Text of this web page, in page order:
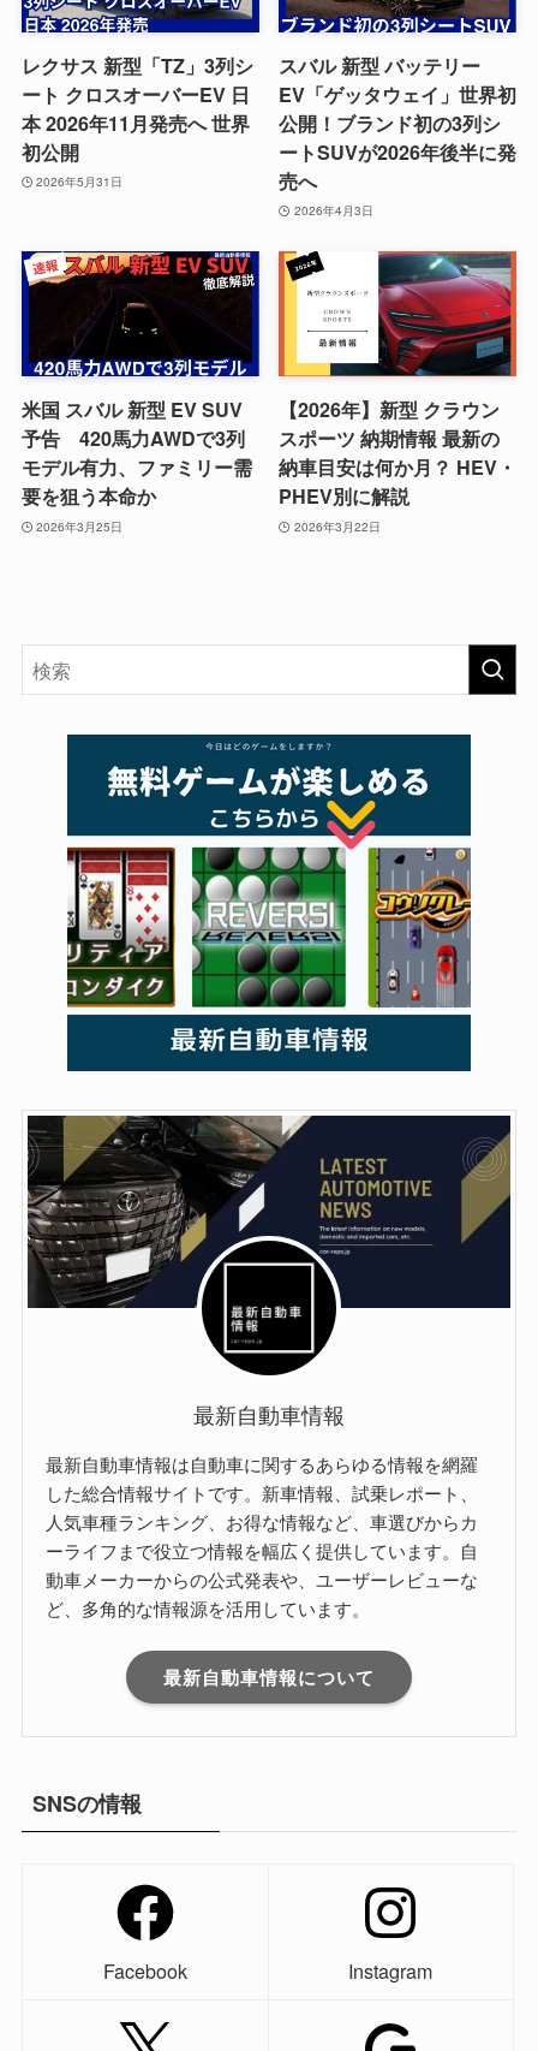
レクサス 新型「TZ」3列シ
ート クロスオーバーEV 日
本 2026年11月発売へ 世界
初公開
2026年5月31日
スバル 新型 バッテリー
EV「ゲッタウェイ」世界初
公開！ブランド初の3列シ
ートSUVが2026年後半に発
売へ
2026年4月3日
米国 スバル 新型 EV SUV
予告 420馬力AWDで3列
モデル有力、ファミリー需
要を狙う本命か
2026年3月25日
【2026年】新型 クラウン
スポーツ 納期情報 最新の
納車目安は何か月？ HEV・
PHEV別に解説
2026年3月22日
最新自動車情報
最新自動車情報は自動車に関するあらゆる情報を網羅
した総合情報サイトです。新車情報、試乗レポート、
人気車種ランキング、お得な情報など、車選びからカ
ーライフまで役立つ情報を幅広く提供しています。自
動車メーカーからの公式発表や、ユーザーレビューな
ど、多角的な情報源を活用しています。
最新自動車情報について
SNSの情報
Facebook Instagram